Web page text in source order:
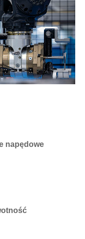
napędowe